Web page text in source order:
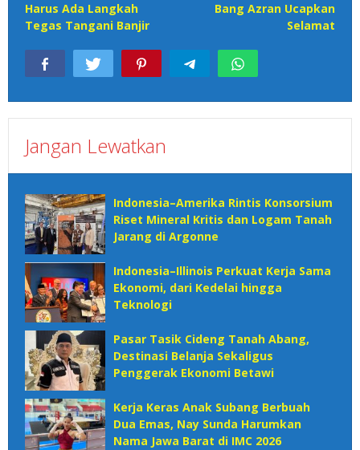
Harus Ada Langkah
Tegas Tangani Banjir
Bang Azran Ucapkan
Selamat
Jangan Lewatkan
Indonesia–Amerika Rintis Konsorsium
Riset Mineral Kritis dan Logam Tanah
Jarang di Argonne
Indonesia–Illinois Perkuat Kerja Sama
Ekonomi, dari Kedelai hingga
Teknologi
Pasar Tasik Cideng Tanah Abang,
Destinasi Belanja Sekaligus
Penggerak Ekonomi Betawi
Kerja Keras Anak Subang Berbuah
Dua Emas, Nay Sunda Harumkan
Nama Jawa Barat di IMC 2026